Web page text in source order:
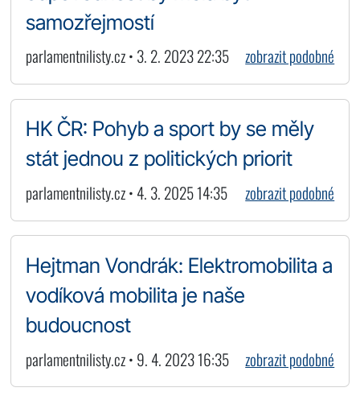
samozřejmostí
parlamentnilisty.cz • 3. 2. 2023 22:35 zobrazit podobné
HK ČR: Pohyb a sport by se měly
stát jednou z politických priorit
parlamentnilisty.cz • 4. 3. 2025 14:35 zobrazit podobné
Hejtman Vondrák: Elektromobilita a
vodíková mobilita je naše
budoucnost
parlamentnilisty.cz • 9. 4. 2023 16:35 zobrazit podobné